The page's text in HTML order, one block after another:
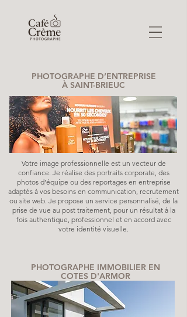
PHOTOGRAPHE D’ENTREPRISE
À SAINT-BRIEUC
Votre image professionnelle est un vecteur de
confiance. Je réalise des portraits corporate, des
photos d’équipe ou des reportages en entreprise
adaptés à vos besoins en communication, recrutement
ou site web. Je propose un service personnalisé, de la
prise de vue au post traitement, pour un résultat à la
fois authentique, professionnel et en accord avec
votre identité visuelle.
PHOTOGRAPHE IMMOBILIER EN
COTES D'ARMOR